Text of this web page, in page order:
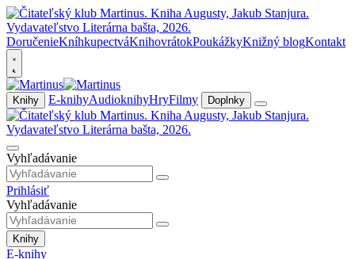
DoručenieKníhkupectváKnihovrátokPoukážkyKnižný blogKontakt
Knihy E-knihyAudioknihyHryFilmy Doplnky
Vyhľadávanie
Prihlásiť
Vyhľadávanie
Knihy
E-knihy